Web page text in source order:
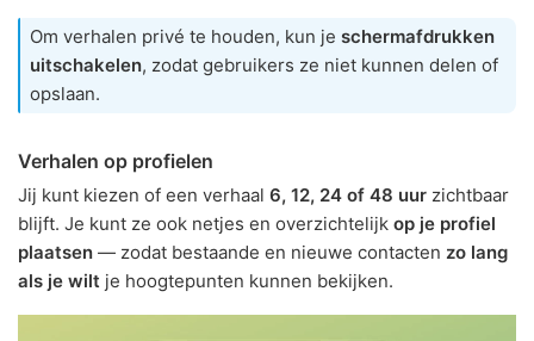
Om verhalen privé te houden, kun je schermafdrukken
uitschakelen, zodat gebruikers ze niet kunnen delen of
opslaan.
Verhalen op profielen
Jij kunt kiezen of een verhaal 6, 12, 24 of 48 uur zichtbaar
blijft. Je kunt ze ook netjes en overzichtelijk op je profiel
plaatsen — zodat bestaande en nieuwe contacten zo lang
als je wilt je hoogtepunten kunnen bekijken.